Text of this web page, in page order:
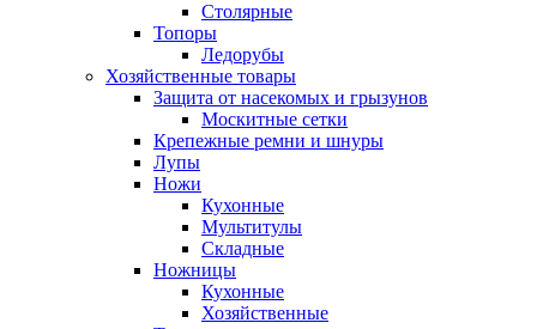
Столярные
Топоры
Ледорубы
Хозяйственные товары
Защита от насекомых и грызунов
Москитные сетки
Крепежные ремни и шнуры
Лупы
Ножи
Кухонные
Мультитулы
Складные
Ножницы
Кухонные
Хозяйственные